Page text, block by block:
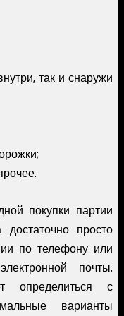
так и снаружи
покупки партии
достаточно просто
по телефону или
почты.
определиться с
варианты